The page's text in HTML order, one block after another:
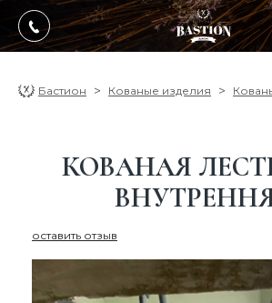
О
Блог
Бастион Кованые изделия
КОВАНАЯ
оставить отзыв